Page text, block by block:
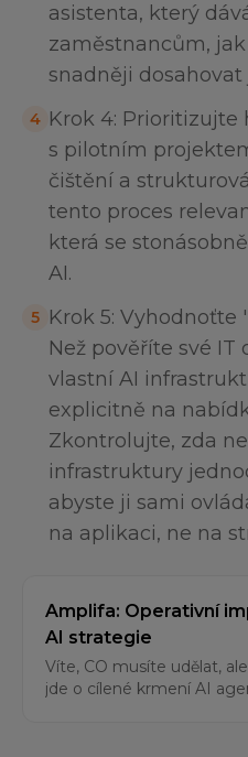
asistenta, který
zaměstnancům,
snadněji dosahovat
4 Krok 4: Prioritizujte
s pilotním
čištění a
tento proces
která se
AI.
5 Krok 5: Vyhodnoťte
Než pověříte své IT
vlastní AI
explicitně na
Zkontrolujte, zda
infrastruktury
abyste ji sami
na aplikaci, ne na
Amplifa: Operativní
AI strategie
Víte, CO musíte udělat,
jde o cílené krmení AI